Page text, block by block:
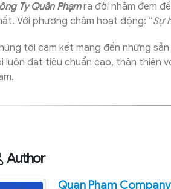
Ty Quân Phạmra đời nhằm đem
Với phương châm hoạt động: “Sự
tôi cam kết mang đến những
luôn đạt tiêu chuẩn cao, thân thiện
Author
Quan Pham Company